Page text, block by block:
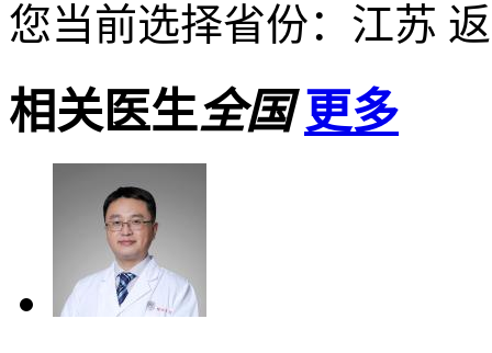
您当前选择省份： 江苏
相关医生全国 更多